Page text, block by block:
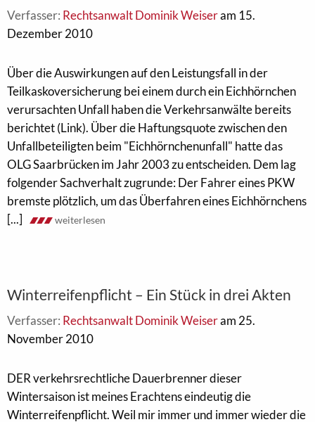
Verfasser: Rechtsanwalt Dominik Weiseram 15.
Dezember 2010
Über die Auswirkungen auf den Leistungsfall in der
Teilkaskoversicherung bei einem durch ein Eichhörnchen
verursachten Unfall haben die Verkehrsanwälte bereits
berichtet (Link). Über die Haftungsquote zwischen den
Unfallbeteiligten beim "Eichhörnchenunfall" hatte das
OLG Saarbrücken im Jahr 2003 zu entscheiden. Dem lag
folgender Sachverhalt zugrunde: Der Fahrer eines PKW
bremste plötzlich, um das Überfahren eines Eichhörnchens
[...]
weiterlesen
Winterreifenpflicht – Ein Stück in drei Akten
Verfasser: Rechtsanwalt Dominik Weiseram 25.
November 2010
DER verkehrsrechtliche Dauerbrenner dieser
Wintersaison ist meines Erachtens eindeutig die
Winterreifenpflicht. Weil mir immer und immer wieder die